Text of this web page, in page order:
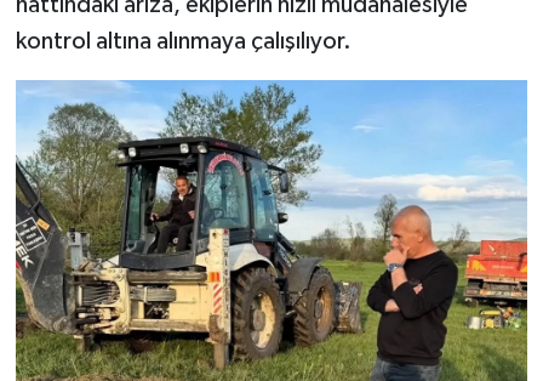
hattındaki arıza, ekiplerin hızlı müdahalesiyle
kontrol altına alınmaya çalışılıyor.
Merkez Haberleri
Pınarbaşı Haberleri
Şenpazar Haberleri
Seydiler Haberleri
Taşköprü Haberleri
Tosya Haberleri